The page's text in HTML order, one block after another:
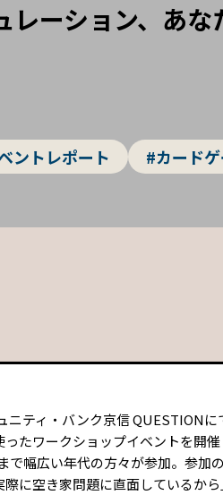
レーション、あ
ントレポート #カード
ニティ・バンク京信 QUESTIONに
たワークショップイベントを開催
で幅広い年代の方々が参加。参加
に空き家問題に直面しているか